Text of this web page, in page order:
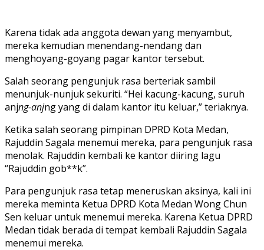
Karena tidak ada anggota dewan yang menyambut,
mereka kemudian menendang-nendang dan
menghoyang-goyang pagar kantor tersebut.
Salah seorang pengunjuk rasa berteriak sambil
menunjuk-nunjuk sekuriti. “Hei kacung-kacung, suruh
anjng-anjng yang di dalam kantor itu keluar,” teriaknya.
Ketika salah seorang pimpinan DPRD Kota Medan,
Rajuddin Sagala menemui mereka, para pengunjuk rasa
menolak. Rajuddin kembali ke kantor diiring lagu
“Rajuddin gob**k”.
Para pengunjuk rasa tetap meneruskan aksinya, kali ini
mereka meminta Ketua DPRD Kota Medan Wong Chun
Sen keluar untuk menemui mereka. Karena Ketua DPRD
Medan tidak berada di tempat kembali Rajuddin Sagala
menemui mereka.